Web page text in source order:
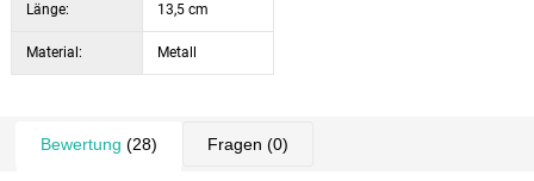
Länge: 13,5 cm
Material: Metall
Bewertung (28) Fragen (0)